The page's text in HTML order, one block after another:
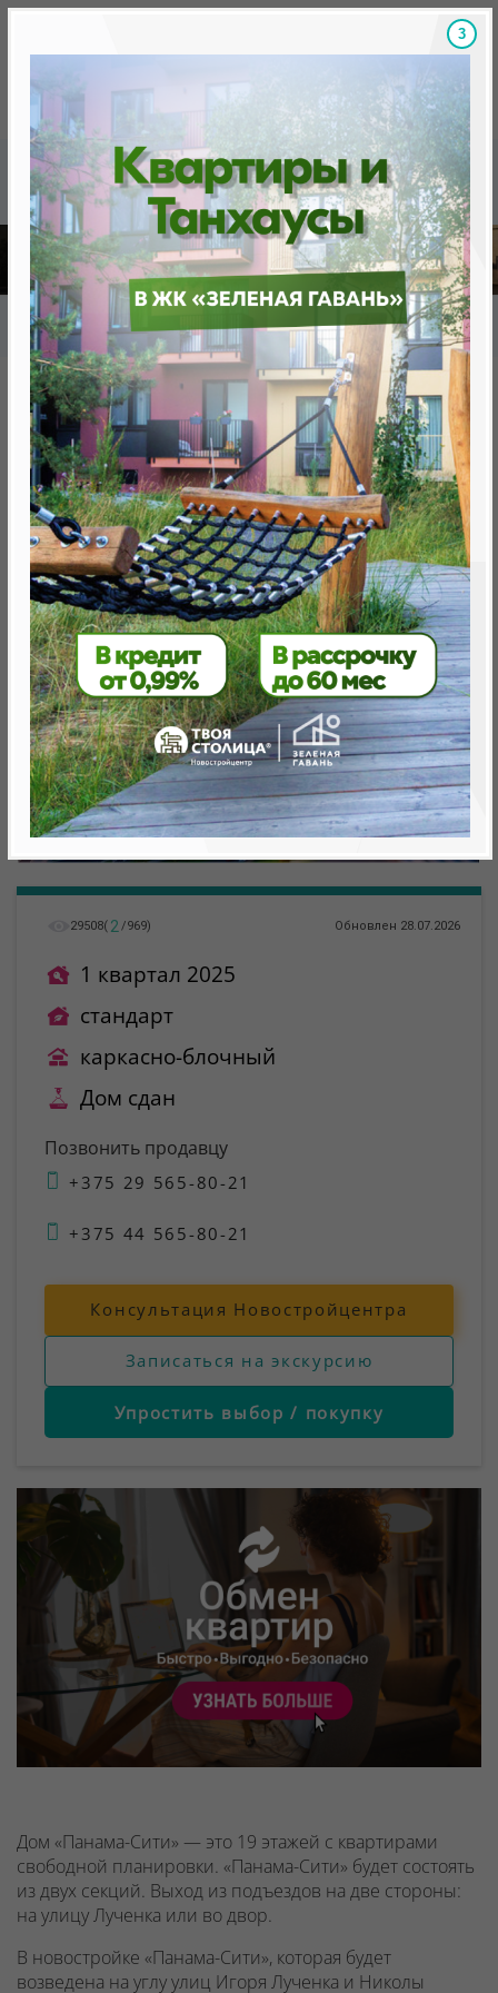
Скидки на новостройки, бонусы Готовые
Главная База новостроек Минска «Минск Мир»
9.8 "Панама-Сити", квартал "Южная Америка"
9.8 "Панама-Сити", квартал
"Южная Америка"
нет в продаже
Минск, Октябрьский, ул. Леонида Щемелёва, 16
метро «Ковальская Слобода», 566 м
29508( 2 /969) Обновлен 28.07.2026
1 квартал 2025
стандарт
каркасно-блочный
Дом сдан
Позвонить продавцу
+375 29 565-80-21
+375 44 565-80-21
Консультация Новостройцентра
Записаться на экскурсию
Упростить выбор / покупку
Дом «Панама-Сити» — это 19 этажей с квартирами
свободной планировки. «Панама-Сити» будет состоять
из двух секций. Выход из подъездов на две стороны:
на улицу Лученка или во двор.
В новостройке «Панама-Сити», которая будет
возведена на углу улиц Игоря Лученка и Николы
2